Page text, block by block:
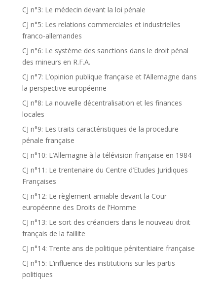
CJ n°3: Le médecin devant la loi pénale
CJ n°5: Les relations commerciales et industrielles
franco-allemandes
CJ n°6: Le système des sanctions dans le droit pénal
des mineurs en R.F.A.
CJ n°7: L’opinion publique française et l’Allemagne dans
la perspective européenne
CJ n°8: La nouvelle décentralisation et les finances
locales
CJ n°9: Les traits caractéristiques de la procedure
pénale française
CJ n°10: L’Allemagne à la télévision française en 1984
CJ n°11: Le trentenaire du Centre d’Etudes Juridiques
Françaises
CJ n°12: Le règlement amiable devant la Cour
européenne des Droits de l’Homme
CJ n°13: Le sort des créanciers dans le nouveau droit
français de la faillite
CJ n°14: Trente ans de politique pénitentiaire française
CJ n°15: L’influence des institutions sur les partis
politiques